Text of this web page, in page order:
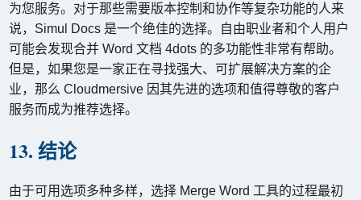
为您服务。对于那些需要版本控制和协作等复杂功能的人来
说，Simul Docs 是一个绝佳的选择。自由职业者和个人用户
可能会发现合并 Word 文档 4dots 的多功能性非常有帮助。
但是，如果您是一家正在寻找强大、可扩展解决方案的企
业，那么 Cloudmersive 因其先进的选项和值得尊敬的客户
服务而成为推荐选择。
13. 结论
由于可用选项多种多样，选择 Merge Word 工具的过程最初